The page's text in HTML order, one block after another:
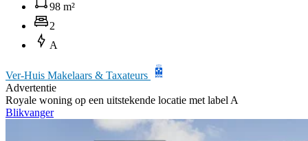
98 m²
2
A
Ver-Huis Makelaars & Taxateurs
Advertentie
Royale woning op een uitstekende locatie met label A
Blikvanger